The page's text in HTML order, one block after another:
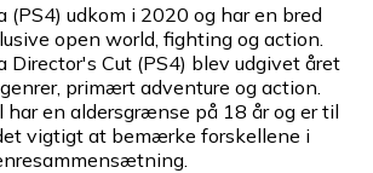
(PS4) udkom i 2020 og har en bred
open world, fighting og action.
Director's Cut (PS4) blev udgivet året
primært adventure og action.
har en aldersgrænse på 18 år og er til
vigtigt at bemærke forskellene i